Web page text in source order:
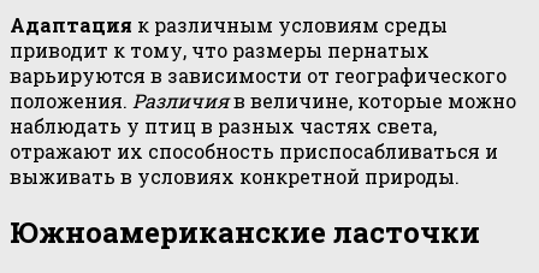
Адаптация к различным условиям среды
приводит к тому, что размеры пернатых
варьируются в зависимости от географического
положения. Различияв величине, которые можно
наблюдать у птиц в разных частях света,
отражают их способность приспосабливаться и
выживать в условиях конкретной природы.
Южноамериканские ласточки